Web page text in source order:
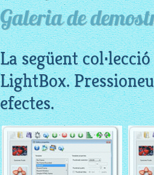
Galeria de
La següent
LightBox.
efectes.